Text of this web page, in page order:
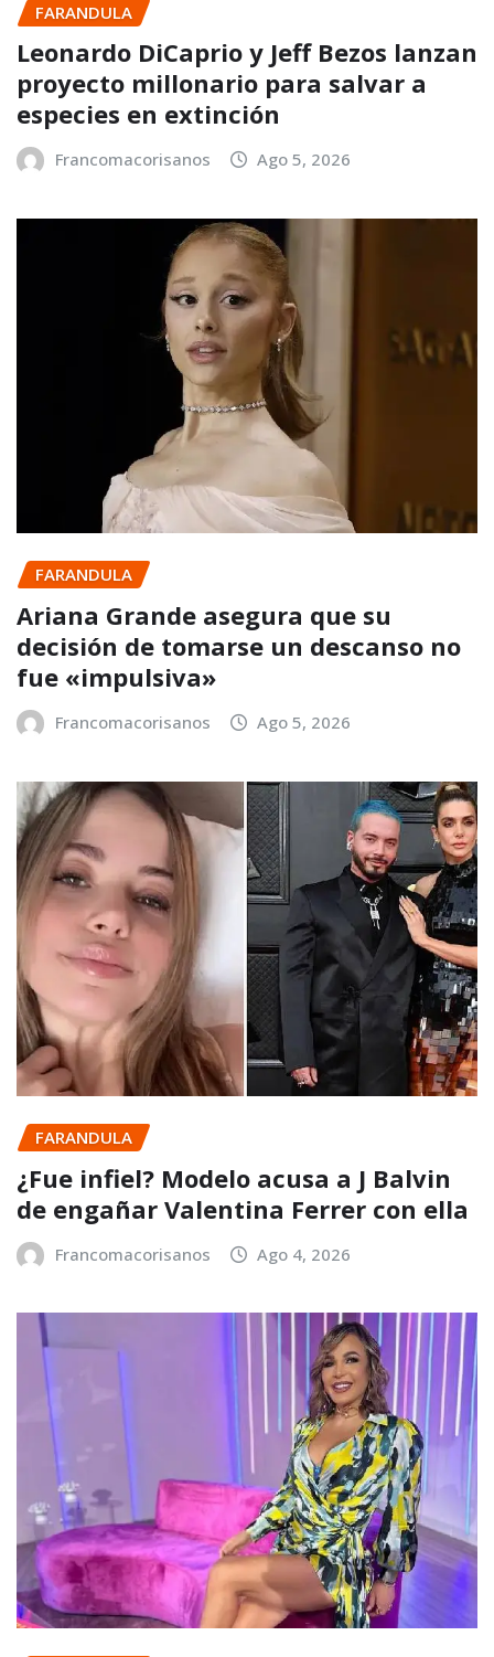
FARANDULA
Leonardo DiCaprio y Jeff Bezos lanzan
proyecto millonario para salvar a
especies en extinción
Francomacorisanos Ago 5, 2026
FARANDULA
Ariana Grande asegura que su
decisión de tomarse un descanso no
fue «impulsiva»
Francomacorisanos Ago 5, 2026
FARANDULA
¿Fue infiel? Modelo acusa a J Balvin
de engañar Valentina Ferrer con ella
Francomacorisanos Ago 4, 2026